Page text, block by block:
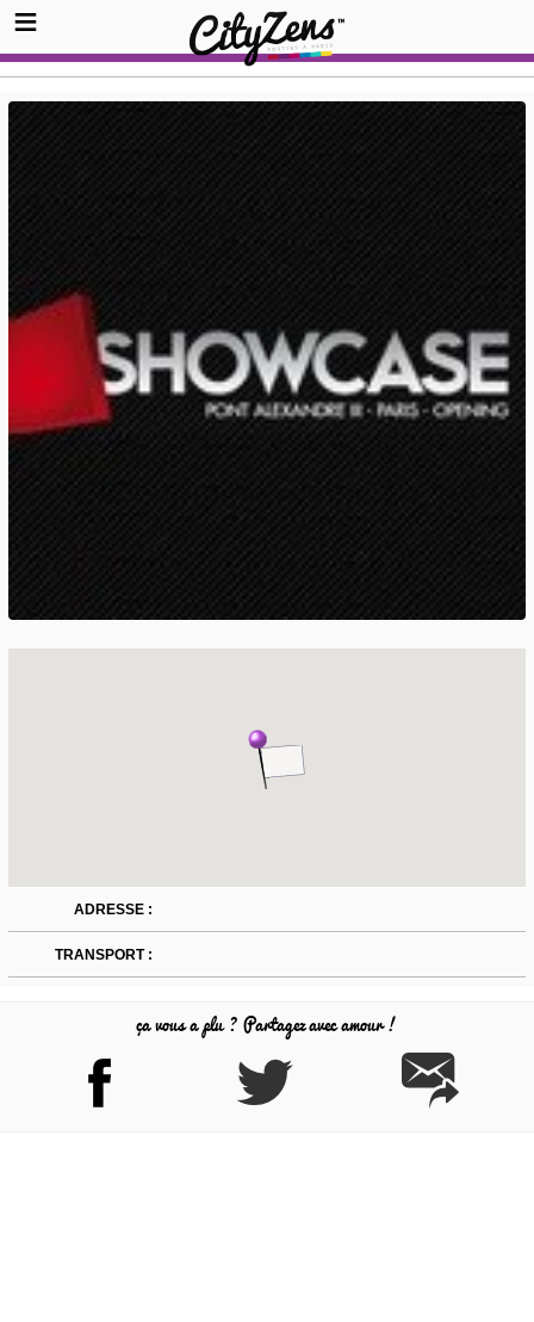
ADRESSE :
TRANSPORT :
ça vous a plu ? Partagez avec amour !